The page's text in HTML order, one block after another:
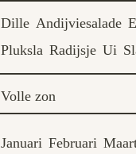
Dille Andijviesalade
Pluksla Radijsje Ui
Volle zon
Januari Februari